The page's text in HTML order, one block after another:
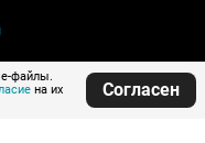
файлы.
на их
Согласен